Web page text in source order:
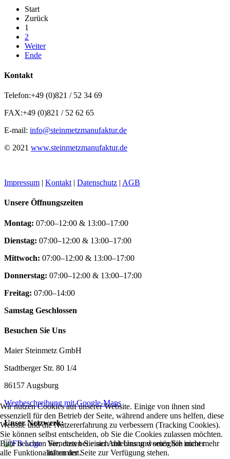
Start
Zurück
1
2
Weiter
Ende
Kontakt
Telefon:+49 (0)821 / 52 34 69
FAX:+49 (0)821 / 52 62 65
E-mail: info@steinmetzmanufaktur.de
© 2021 www.steinmetzmanufaktur.de
Impressum | Kontakt | Datenschutz | AGB
Unsere Öffnungszeiten
Montag: 07:00–12:00 & 13:00–17:00
Dienstag: 07:00–12:00 & 13:00–17:00
Mittwoch: 07:00–12:00 & 13:00–17:00
Donnerstag: 07:00–12:00 & 13:00–17:00
Freitag: 07:00–14:00
Samstag Geschlossen
Besuchen Sie Uns
Maier Steinmetz GmbH
Stadtberger Str. 80 1/4
86157 Augsburg
Wegbeschreibung mit Google-Maps
Unser Netzwerk:
Vernetzten Sie sich mit Uns und seien Sie immer
informiert.
Wir nutzen Cookies auf unserer Website. Einige von ihnen sind
essenziell für den Betrieb der Seite, während andere uns helfen, diese
Website und die Nutzererfahrung zu verbessern (Tracking Cookies).
Sie können selbst entscheiden, ob Sie die Cookies zulassen möchten.
Bitte beachten Sie, dass bei einer Ablehnung womöglich nicht mehr
alle Funktionalitäten der Seite zur Verfügung stehen.